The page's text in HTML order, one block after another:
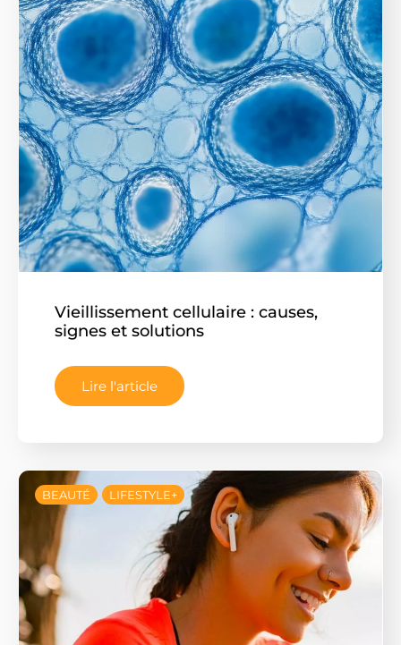
Vieillissement cellulaire : causes,
signes et solutions
Lire l'article
BEAUTÉ LIFESTYLE+